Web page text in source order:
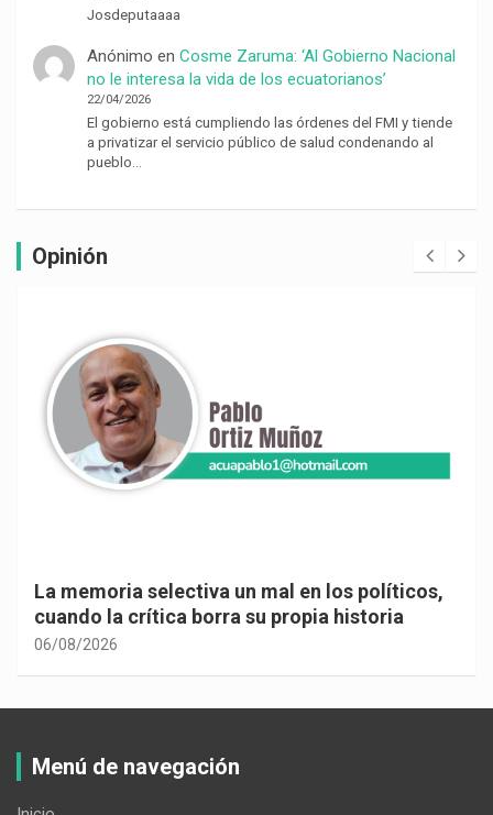
Josdeputaaaa
Anónimo en Cosme Zaruma: ‘Al Gobierno Nacional
no le interesa la vida de los ecuatorianos’
22/04/2026
El gobierno está cumpliendo las órdenes del FMI y tiende
a privatizar el servicio público de salud condenando al
pueblo…
Opinión
La memoria selectiva un mal en los políticos,
cuando la crítica borra su propia historia
06/08/2026
Menú de navegación